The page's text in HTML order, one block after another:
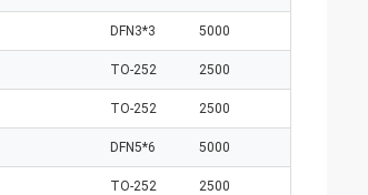
DFN3*3 5000
TO-252 2500
TO-252 2500
DFN5*6 5000
TO-252 2500